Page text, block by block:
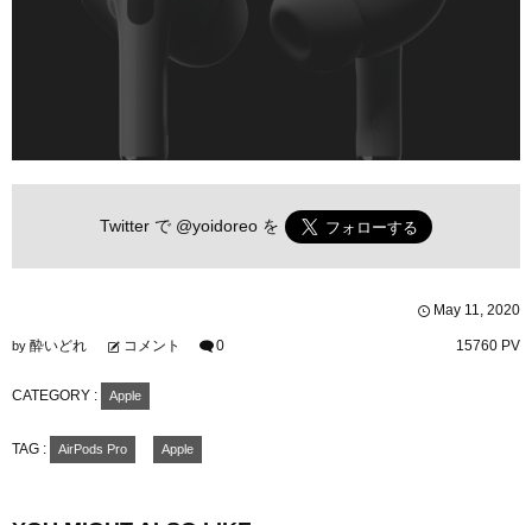
Twitter で @yoidoreo を
May 11, 2020
by 酔いどれ コメント 0 15760 PV
CATEGORY : Apple
TAG : AirPods Pro Apple